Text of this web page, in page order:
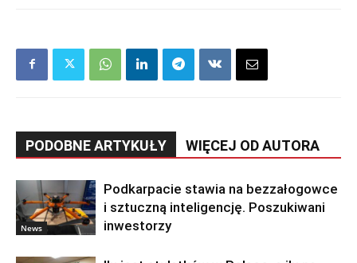
PODOBNE ARTYKUŁY WIĘCEJ OD AUTORA
News
Podkarpacie stawia na bezzałogowce
i sztuczną inteligencję. Poszukiwani
inwestorzy